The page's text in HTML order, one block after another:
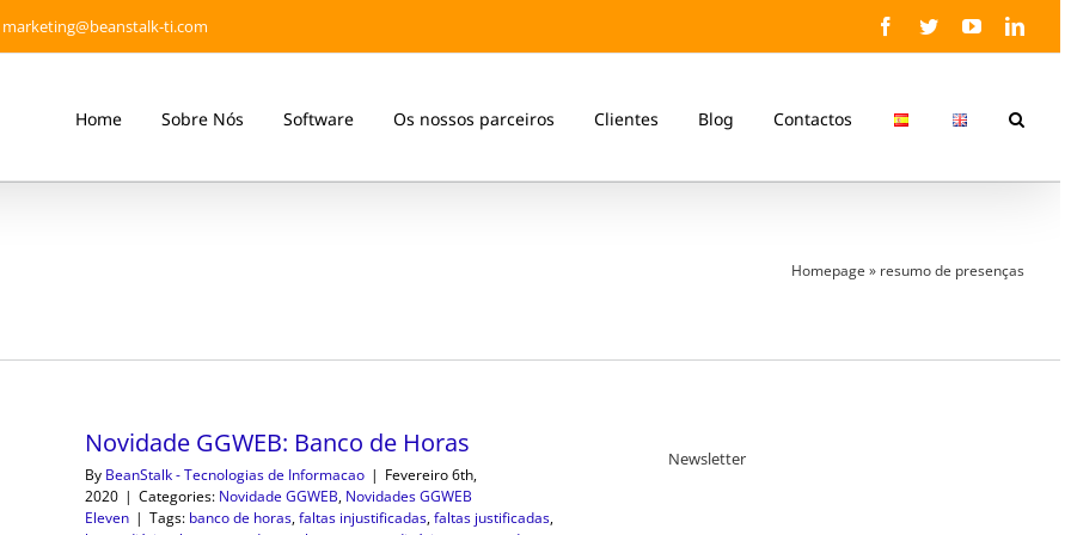
marketing@beanstalk-ti.com Facebook
TwitterYouTube
Home Sobre Nós Software Os nossos parceiros Clientes Blog Contactos
Homepage » resumo de presenças
Novidade GGWEB: Banco de Horas
By BeanStalk - Tecnologias de Informacao | Fevereiro 6th,
2020 | Categories: Novidade GGWEB, Novidades GGWEB
Eleven | Tags: banco de horas,faltas injustificadas,faltas justificadas,
Newsletter